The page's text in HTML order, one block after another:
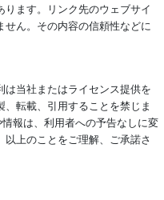
ます。リンク先のウェブサイ
せん。その内容の信頼性などに
当社またはライセンス提供を
転載、引用することを禁じま
報は、利用者への予告なしに変
上のことをご理解、ご承諾さ